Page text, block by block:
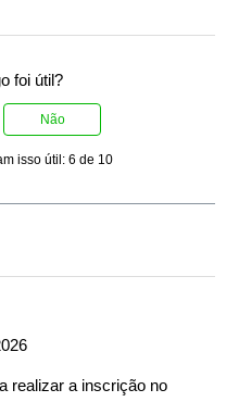
foi útil?
Não
isso útil: 6 de 10
realizar a inscrição no